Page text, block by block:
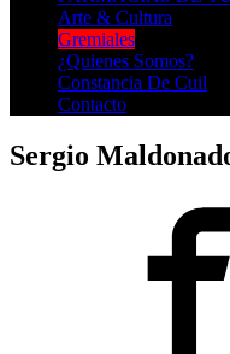
Arte & Cultura
Gremiales
¿Quienes Somos?
Constancia De Cuil
Contacto
Sergio